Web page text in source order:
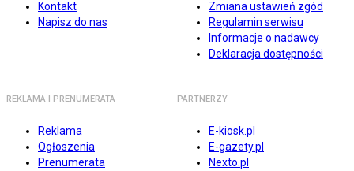
Kontakt
Napisz do nas
Zmiana ustawień zgód
Regulamin serwisu
Informacje o nadawcy
Deklaracja dostępności
REKLAMA I PRENUMERATA
Reklama
Ogłoszenia
Prenumerata
PARTNERZY
E-kiosk.pl
E-gazety.pl
Nexto.pl